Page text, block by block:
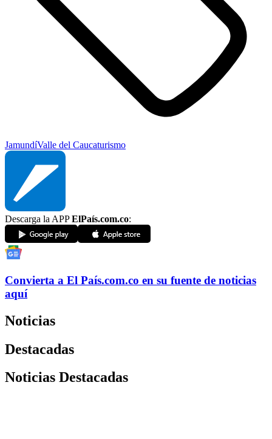
JamundíValle del Caucaturismo
Descarga la APPElPaís.com.co:
Convierta a El País.com.co en su fuente de noticias
aquí
Noticias
Destacadas
Noticias Destacadas